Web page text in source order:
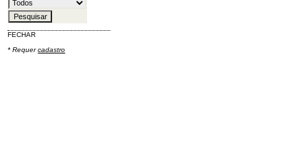
FECHAR
* Requercadastro